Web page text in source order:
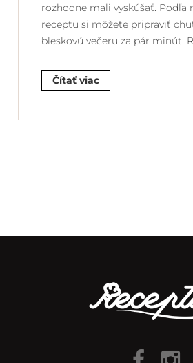
rozhodne mali vyskúšať. Podľa
receptu si môžete pripraviť
bleskovú večeru za pár minút.
Čítať viac